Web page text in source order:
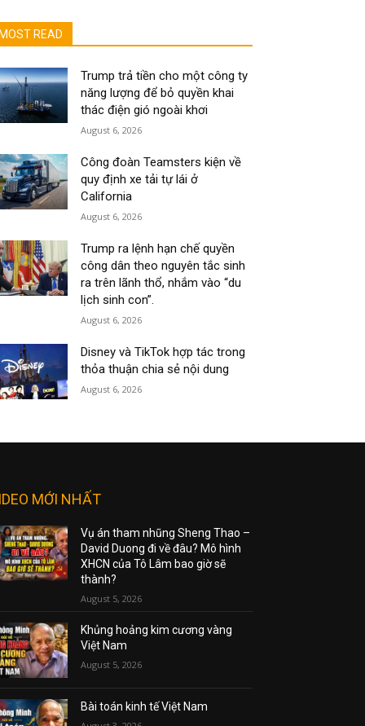
MOST READ
Trump trả tiền cho một công ty
năng lượng để bỏ quyền khai
thác điện gió ngoài khơi
August 6, 2026
Công đoàn Teamsters kiện về
quy định xe tải tự lái ở
California
August 6, 2026
Trump ra lệnh hạn chế quyền
công dân theo nguyên tắc sinh
ra trên lãnh thổ, nhắm vào “du
lịch sinh con”.
August 6, 2026
Disney và TikTok hợp tác trong
thỏa thuận chia sẻ nội dung
August 6, 2026
MỚI NHẤT
Vụ án tham nhũng Sheng Thao –
David Duong đi về đâu? Mô hình
XHCN của Tô Lâm bao giờ sẽ
thành?
August 5, 2026
Khủng hoảng kim cương vàng
Việt Nam
August 5, 2026
Bài toán kinh tế Việt Nam